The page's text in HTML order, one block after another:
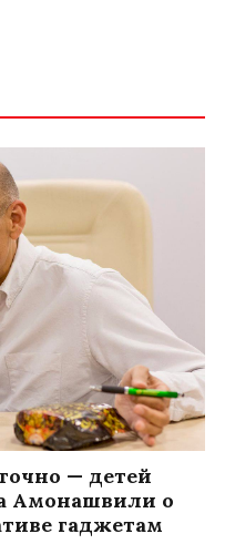
— детей
Амонашвили о
гаджетам